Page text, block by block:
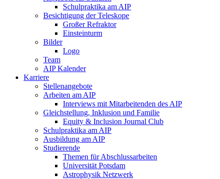
Schulpraktika am AIP
Besichtigung der Teleskope
Großer Refraktor
Einsteinturm
Bilder
Logo
Team
AIP Kalender
Karriere
Stellenangebote
Arbeiten am AIP
Interviews mit Mitarbeitenden des AIP
Gleichstellung, Inklusion und Familie
Equity & Inclusion Journal Club
Schulpraktika am AIP
Ausbildung am AIP
Studierende
Themen für Abschlussarbeiten
Universität Potsdam
Astrophysik Netzwerk